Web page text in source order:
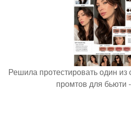
Решила протестировать один
промтов для бьюти